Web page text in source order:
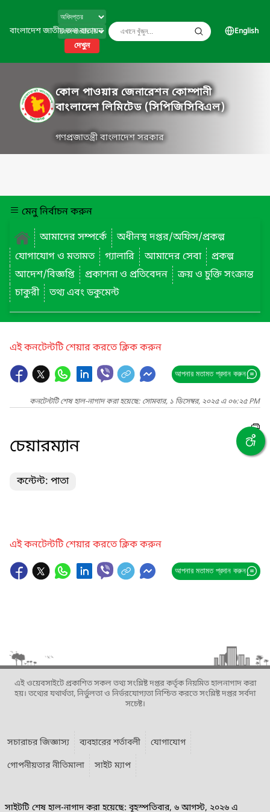
বাংলাদেশ জাতীয় তথ্য বাতায়ন
দেখুন
English
কোল পাওয়ার জেনারেশন কোম্পানী
বাংলাদেশ লিমিটেড (সিপিজিসিবিএল)
গণপ্রজাতন্ত্রী বাংলাদেশ সরকার
মেনু নির্বাচন করুন
আমাদের সম্পর্কে
অধীনস্থ দপ্তর/অফিস/প্রকল্প
যোগাযোগ ও মতামত
গ্যালারি আমাদের সেবা
প্রকল্প
আদেশ/বিজ্ঞপ্তি
প্রকাশনা ও প্রতিবেদন
ক্রয় ও চুক্তি সংক্রান্ত
চাকুরী
তথ্য এবং ডকুমেন্ট
এই কনটেন্টটি শেয়ার করতে ক্লিক করুন
আপনার মতামত প্রদান করুন
কনটেন্টটি শেষ হাল-নাগাদ করা হয়েছে: সোমবার, ১ ডিসেম্বর, ২০২৫ এ ০৬:২৫ PM
চেয়ারম্যান
কন্টেন্ট: পাতা
এই কনটেন্টটি শেয়ার করতে ক্লিক করুন
আপনার মতামত প্রদান করুন
এই ওয়েবসাইটে প্রকাশিত সকল তথ্য সংশ্লিষ্ট দপ্তর কর্তৃক নিয়মিত হালনাগাদ করা
হয়। তথ্যের যথার্থতা, নির্ভুলতা ও নির্ভরযোগ্যতা নিশ্চিত করতে সংশ্লিষ্ট দপ্তর সর্বদা
সচেষ্ট।
সচারাচর জিজ্ঞাস্য ব্যবহারের শর্তাবলী
যোগাযোগ
গোপনীয়তার নীতিমালা
সাইট ম্যাপ
সাইটটি শেষ হাল-নাগাদ করা হয়েছে: বৃহস্পতিবার, ৬ আগস্ট, ২০২৬ এ